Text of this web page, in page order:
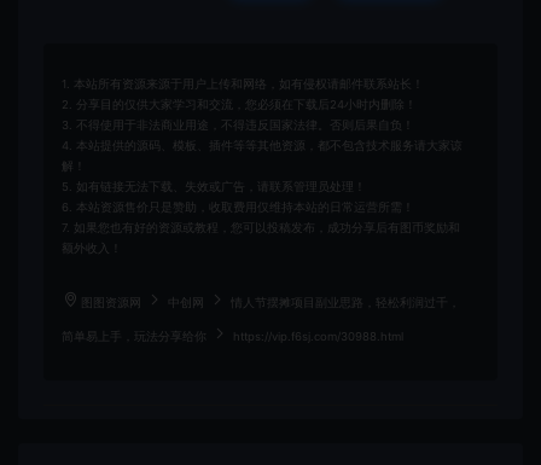
1. 本站所有资源来源于用户上传和网络，如有侵权请邮件联系站长！
2. 分享目的仅供大家学习和交流，您必须在下载后24小时内删除！
3. 不得使用于非法商业用途，不得违反国家法律。否则后果自负！
4. 本站提供的源码、模板、插件等等其他资源，都不包含技术服务请大家谅
解！
5. 如有链接无法下载、失效或广告，请联系管理员处理！
6. 本站资源售价只是赞助，收取费用仅维持本站的日常运营所需！
7. 如果您也有好的资源或教程，您可以投稿发布，成功分享后有图币奖励和
额外收入！
图图资源网 中创网 情人节摆摊项目副业思路，轻松利润过千，
简单易上手，玩法分享给你 https://vip.f6sj.com/30988.html